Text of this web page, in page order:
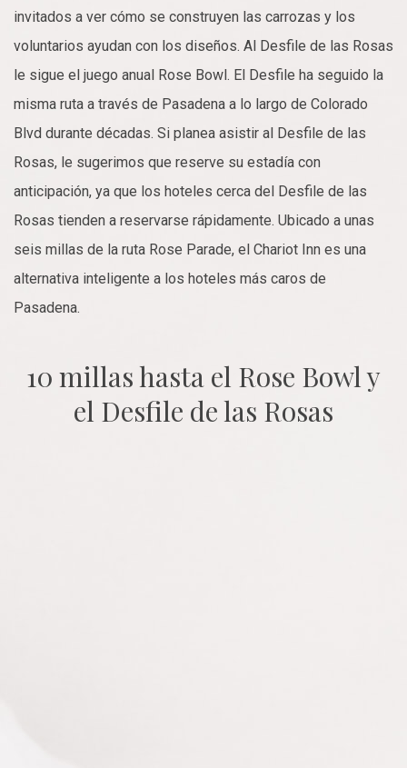
invitados a ver cómo se construyen las carrozas y los
voluntarios ayudan con los diseños. Al Desfile de las Rosas
le sigue el juego anual Rose Bowl. El Desfile ha seguido la
misma ruta a través de Pasadena a lo largo de Colorado
Blvd durante décadas. Si planea asistir al Desfile de las
Rosas, le sugerimos que reserve su estadía con
anticipación, ya que los hoteles cerca del Desfile de las
Rosas tienden a reservarse rápidamente. Ubicado a unas
seis millas de la ruta Rose Parade, el Chariot Inn es una
alternativa inteligente a los hoteles más caros de
Pasadena.
10 millas hasta el Rose Bowl y
el Desfile de las Rosas